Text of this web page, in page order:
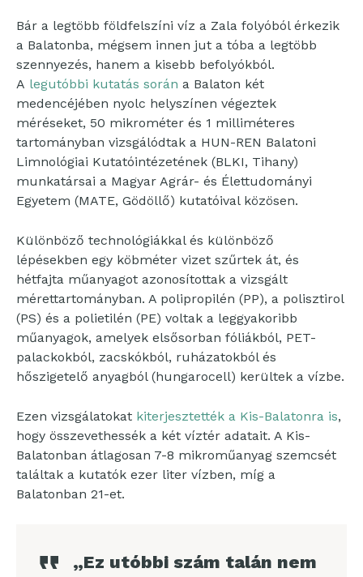
Bár a legtöbb földfelszíni víz a Zala folyóból érkezik
a Balatonba, mégsem innen jut a tóba a legtöbb
szennyezés, hanem a kisebb befolyókból.
A legutóbbi kutatás során a Balaton két
medencéjében nyolc helyszínen végeztek
méréseket, 50 mikrométer és 1 milliméteres
tartományban vizsgálódtak a HUN-REN Balatoni
Limnológiai Kutatóintézetének (BLKI, Tihany)
munkatársai a Magyar Agrár- és Élettudományi
Egyetem (MATE, Gödöllő) kutatóival közösen.
Különböző technológiákkal és különböző
lépésekben egy köbméter vizet szűrtek át, és
hétfajta műanyagot azonosítottak a vizsgált
mérettartományban. A polipropilén (PP), a polisztirol
(PS) és a polietilén (PE) voltak a leggyakoribb
műanyagok, amelyek elsősorban fóliákból, PET-
palackokból, zacskókból, ruházatokból és
hőszigetelő anyagból (hungarocell) kerültek a vízbe.
Ezen vizsgálatokat kiterjesztették a Kis-Balatonra is,
hogy összevethessék a két víztér adatait. A Kis-
Balatonban átlagosan 7-8 mikroműanyag szemcsét
találtak a kutatók ezer liter vízben, míg a
Balatonban 21-et.
„Ez utóbbi szám talán nem